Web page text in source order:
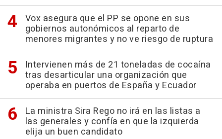
Vox asegura que el PP se opone en sus
gobiernos autonómicos al reparto de
menores migrantes y no ve riesgo de ruptura
Intervienen más de 21 toneladas de cocaína
tras desarticular una organización que
operaba en puertos de España y Ecuador
La ministra Sira Rego no irá en las listas a
las generales y confía en que la izquierda
elija un buen candidato